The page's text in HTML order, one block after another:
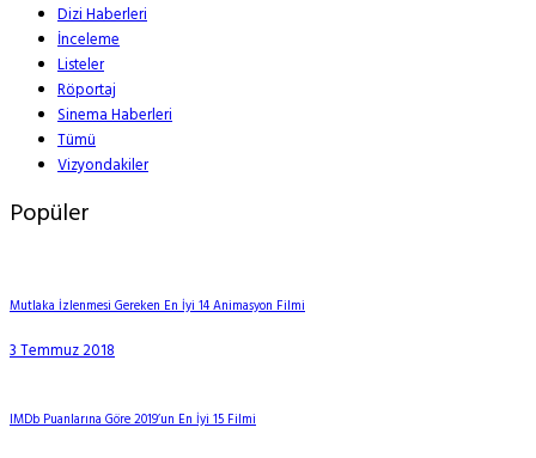
Dizi Haberleri
İnceleme
Listeler
Röportaj
Sinema Haberleri
Tümü
Vizyondakiler
Popüler
Mutlaka İzlenmesi Gereken En İyi 14 Animasyon Filmi
3 Temmuz 2018
IMDb Puanlarına Göre 2019’un En İyi 15 Filmi